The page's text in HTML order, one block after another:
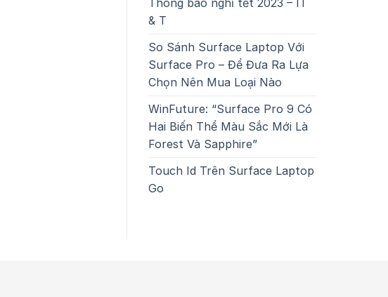
Thông báo nghỉ tết 2023 – IT
& T
So Sánh Surface Laptop Với
Surface Pro – Để Đưa Ra Lựa
Chọn Nên Mua Loại Nào
WinFuture: “Surface Pro 9 Có
Hai Biến Thể Màu Sắc Mới Là
Forest Và Sapphire”
Touch Id Trên Surface Laptop
Go